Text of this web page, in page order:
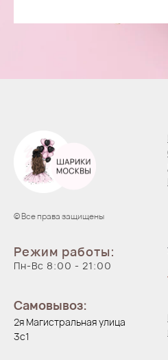
© Все права защищены
Режим работы:
Пн-Вс 8:00 - 21:00
Самовывоз:
2я Магистральная улица
3с1